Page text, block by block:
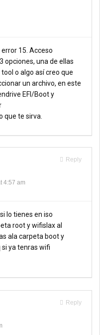
15. Acceso
opciones, una de ellas
o algo así creo que
un archivo, en este
EFI/Boot y
que te sirva.
Reply
4:57 am
lo tienes en iso
root y wifislax al
ala carpeta boot y
si ya tenras wifi
Reply